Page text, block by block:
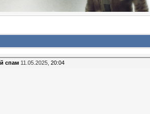
спам 11.05.2025, 20:04